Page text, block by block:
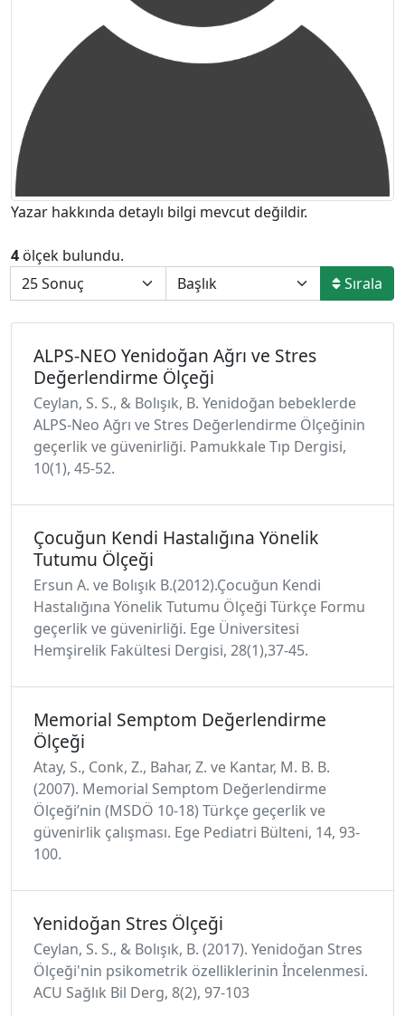
Yazar hakkında detaylı bilgi mevcut değildir.
4 ölçek bulundu.
Sırala
ALPS-NEO Yenidoğan Ağrı ve Stres
Değerlendirme Ölçeği
Ceylan, S. S., & Bolışık, B. Yenidoğan bebeklerde
ALPS-Neo Ağrı ve Stres Değerlendirme Ölçeğinin
geçerlik ve güvenirliği. Pamukkale Tıp Dergisi,
10(1), 45-52.
Çocuğun Kendi Hastalığına Yönelik
Tutumu Ölçeği
Ersun A. ve Bolışık B.(2012).Çocuğun Kendi
Hastalığına Yönelik Tutumu Ölçeği Türkçe Formu
geçerlik ve güvenirliği. Ege Üniversitesi
Hemşirelik Fakültesi Dergisi, 28(1),37-45.
Memorial Semptom Değerlendirme
Ölçeği
Atay, S., Conk, Z., Bahar, Z. ve Kantar, M. B. B.
(2007). Memorial Semptom Değerlendirme
Ölçeği’nin (MSDÖ 10-18) Türkçe geçerlik ve
güvenirlik çalışması. Ege Pediatri Bülteni, 14, 93-
100.
Yenidoğan Stres Ölçeği
Ceylan, S. S., & Bolışık, B. (2017). Yenidoğan Stres
Ölçeği'nin psikometrik özelliklerinin İncelenmesi.
ACU Sağlık Bil Derg, 8(2), 97-103